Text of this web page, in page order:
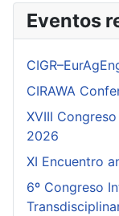
Eventos
CIRAWA
XVIII
2026
XI Encuentro
6º Congreso